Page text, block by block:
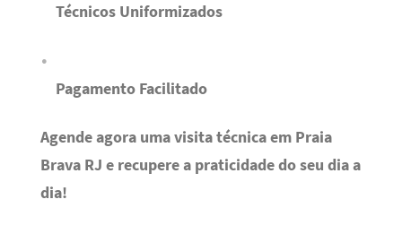
Técnicos Uniformizados
Pagamento Facilitado
Agende agora uma visita técnica em Praia
Brava RJ e recupere a praticidade do seu dia a
dia!